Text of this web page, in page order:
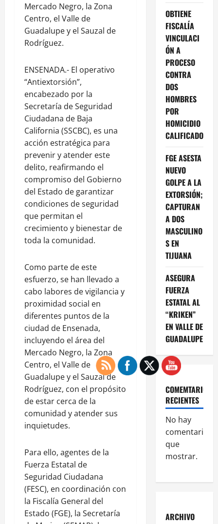
Mercado Negro, la Zona
Centro, el Valle de
Guadalupe y el Sauzal de
Rodríguez.
ENSENADA.- El operativo
“Antiextorsión”,
encabezado por la
Secretaría de Seguridad
Ciudadana de Baja
California (SSCBC), es una
acción estratégica para
prevenir y atender este
delito, reafirmando el
compromiso del Gobierno
del Estado de garantizar
condiciones de seguridad
que permitan el
crecimiento y bienestar de
toda la comunidad.
Como parte de este
esfuerzo, se han llevado a
cabo labores de vigilancia y
proximidad social en
diferentes puntos de la
ciudad de Ensenada,
incluyendo el área del
Mercado Negro, la Zona
Centro, el Valle de
Guadalupe y el Sauzal de
Rodríguez, con el propósito
de estar cerca de la
comunidad y atender sus
inquietudes.
Para ello, agentes de la
Fuerza Estatal de
Seguridad Ciudadana
(FESC), en coordinación con
la Fiscalía General del
Estado (FGE), la Secretaría
OBTIENE
FISCALÍA
VINCULACI
ÓN A
PROCESO
CONTRA
DOS
HOMBRES
POR
HOMICIDIO
CALIFICADO
FGE ASESTA
NUEVO
GOLPE A LA
EXTORSIÓN;
CAPTURAN
A DOS
MASCULINO
S EN
TIJUANA
ASEGURA
FUERZA
ESTATAL AL
“KRIKEN”
EN VALLE DE
GUADALUPE
COMEMTARIOS
RECIENTES
No hay
comentarios
que
mostrar.
ARCHIVO